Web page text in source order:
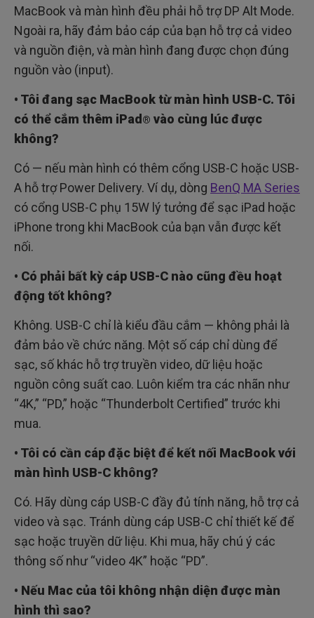
MacBook và màn hình đều phải hỗ trợ DP Alt Mode.
Ngoài ra, hãy đảm bảo cáp của bạn hỗ trợ cả video
và nguồn điện, và màn hình đang được chọn đúng
nguồn vào (input).
• Tôi đang sạc MacBook từ màn hình USB-C. Tôi
có thể cắm thêm iPad® vào cùng lúc được
không?
Có — nếu màn hình có thêm cổng USB-C hoặc USB-
A hỗ trợ Power Delivery. Ví dụ, dòng BenQ MA Series
có cổng USB-C phụ 15W lý tưởng để sạc iPad hoặc
iPhone trong khi MacBook của bạn vẫn được kết
nối.
• Có phải bất kỳ cáp USB-C nào cũng đều hoạt
động tốt không?
Không. USB-C chỉ là kiểu đầu cắm — không phải là
đảm bảo về chức năng. Một số cáp chỉ dùng để
sạc, số khác hỗ trợ truyền video, dữ liệu hoặc
nguồn công suất cao. Luôn kiểm tra các nhãn như
“4K,” “PD,” hoặc “Thunderbolt Certified” trước khi
mua.
• Tôi có cần cáp đặc biệt để kết nối MacBook với
màn hình USB-C không?
Có. Hãy dùng cáp USB-C đầy đủ tính năng, hỗ trợ cả
video và sạc. Tránh dùng cáp USB-C chỉ thiết kế để
sạc hoặc truyền dữ liệu. Khi mua, hãy chú ý các
thông số như “video 4K” hoặc “PD”.
• Nếu Mac của tôi không nhận diện được màn
hình thì sao?